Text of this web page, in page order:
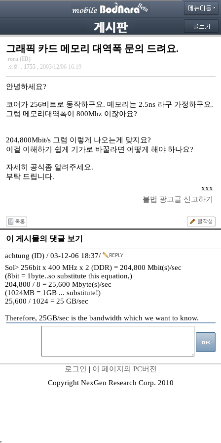
그래픽 카드 메모리 대역폭 문의 드려요.
rora (ID)
조회 : 1755 , 2003/12/06 16:19
안녕하세요?
코어가 256비트로 동작하구요. 메모리는 2.5ns 라구 가정하구요.
그럼 메모리대역폭이 800Mhz 이잖아요?
204,800Mbit/s 그럼 이렇게 나오는게 맞지요?
이걸 이해하기 쉽게 기가로 바꿀라면 어떻게 해야 하나요?
자세히 공식좀 알려주세요.
부탁 드립니다.
xxx
불법 광고글 신고하기
이 게시물의 댓글 보기
achtung (ID) / 03-12-06 18:37/
Sol> 256bit x 400 MHz x 2 (DDR) = 204,800 Mbit(s)/sec
(8bit = 1byte..so substitute this equation,)
204,800 / 8 = 25,600 Mbyte(s)/sec
(1024MB = 1GB ... substitute!)
25,600 / 1024 = 25 GB/sec
Therefore, 25GB/sec is the bandwidth which we want to know.
로그인 | 이 페이지의 PC버전
Copyright NexGen Research Corp. 2010